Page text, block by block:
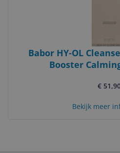
Babor HY-OL
Booster
€
Bekijk meer